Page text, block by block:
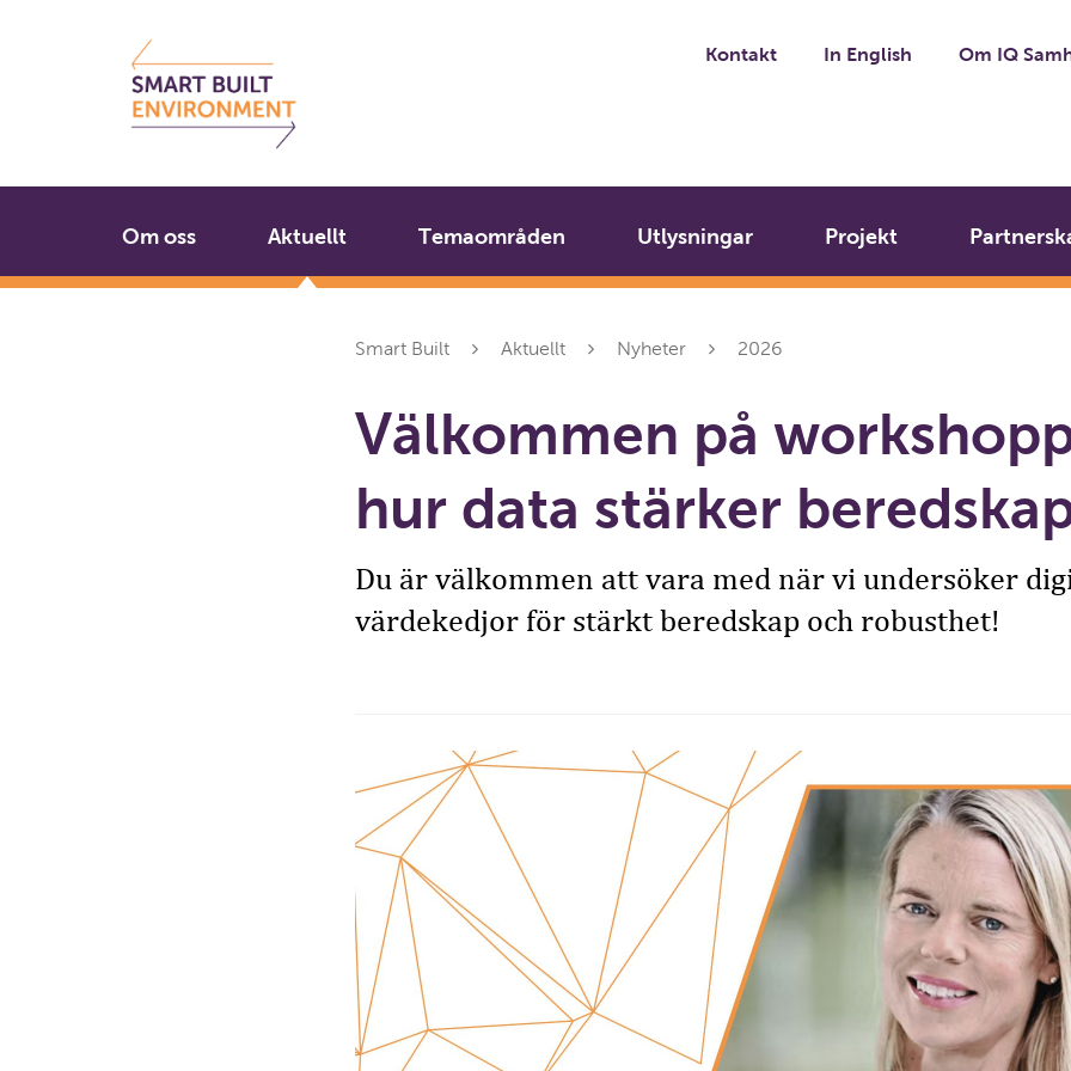
Kontakt In English Om IQ
Om oss Aktuellt Temaområden Utlysningar Projekt
Smart Built Aktuellt Nyheter 2026
Välkommen på
hur data stärker
Du är välkommen att vara med när vi undersöker
värdekedjor för stärkt beredskap och robusthet!